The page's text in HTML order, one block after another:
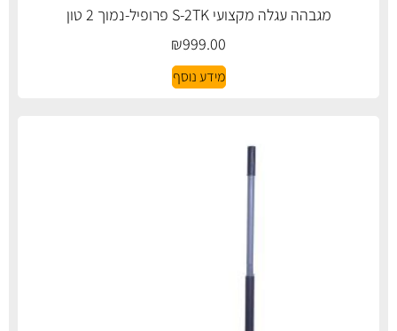
מגבהה עגלה מקצועי S-2TK פרופיל-נמוך 2 טון
₪999.00
מידע נוסף